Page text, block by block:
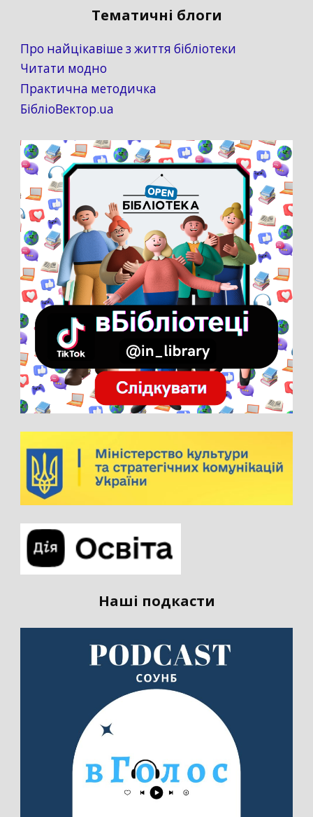
Тематичні блоги
Про найцікавіше з життя бібліотеки
Читати модно
Практична методичка
БібліоВектор.ua
Наші подкасти